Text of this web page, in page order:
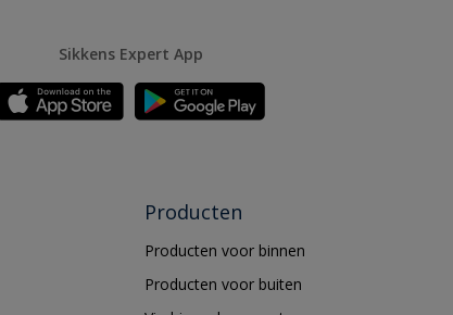
Sikkens Expert App
Producten
Producten voor binnen
Producten voor buiten